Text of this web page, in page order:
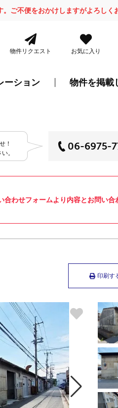
ご不便をおかけしますがよろしく
物件リクエスト お気に入り
ーション 物件を掲載
！
。
06-6975-
わせフォームより内容とお問い合
印刷す